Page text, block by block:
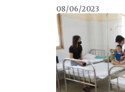
08/06/2023